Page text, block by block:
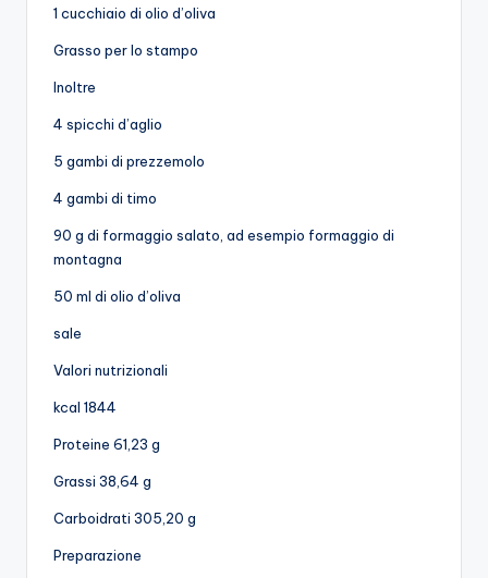
1 cucchiaio di olio d’oliva
Grasso per lo stampo
Inoltre
4 spicchi d’aglio
5 gambi di prezzemolo
4 gambi di timo
90 g di formaggio salato, ad esempio formaggio di
montagna
50 ml di olio d’oliva
sale
Valori nutrizionali
kcal 1844
Proteine 61,23 g
Grassi 38,64 g
Carboidrati 305,20 g
Preparazione